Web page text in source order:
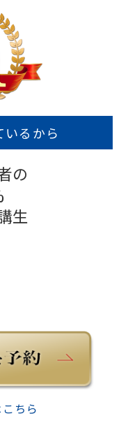
るから
の
生
ちら